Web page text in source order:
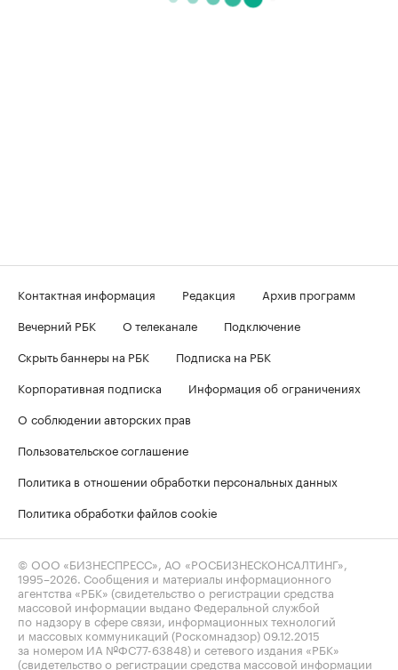
Контактная информация Редакция
Архив программ
Вечерний РБК
О телеканале
Подключение
Скрыть баннеры на РБК
Подписка на РБК
Корпоративная подписка
Информация об ограничениях
О соблюдении авторских прав
Пользовательское соглашение
Политика в отношении обработки персональных данных
Политика обработки файлов cookie
© ООО «БИЗНЕСПРЕСС», АО «РОСБИЗНЕСКОНСАЛТИНГ»,
1995–2026 . Сообщения и материалы информационного
агентства «РБК» (свидетельство о регистрации средства
массовой информации выдано Федеральной службой
по надзору в сфере связи, информационных технологий
и массовых коммуникаций (Роскомнадзор) 09.12.2015
за номером ИА №ФС77-63848) и сетевого издания «РБК»
(свидетельство о регистрации средства массовой информации